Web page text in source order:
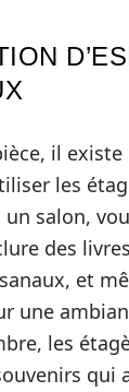
il
les
un salon,
des
et
une
les
qui